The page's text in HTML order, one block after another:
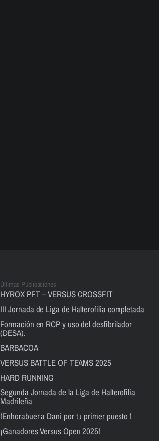
Últimas Publicaciones
HYROX PFT – VERSUS CROSSFIT
III Jornada de Liga de Halterofilia completada
Formación en RCP y uso del desfibrilador
(DESA).
BARBACOA
VERSUS BATTLE OF TEAMS 2025
HARD RUNNING
Segunda Jornada de la Liga de Halterofilia
Madrileña
!Enhorabuena Dani por tu primer puesto !
¡Ganadores Versus Open 2025!